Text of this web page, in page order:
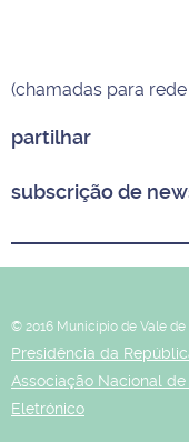
(chamadas para
partilhar
subscrição de
© 2016 Município de Vale
Presidência da
Associação Nacional
Eletrónico